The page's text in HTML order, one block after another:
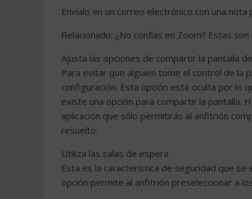
Envíalo en un correo electrónico con una
Relacionado: ¿No confías en Zoom? Estas
Ajusta las opciones de compartir la pantalla
Para evitar que alguien tome el control de la
configuración. Esta opción está oculta por lo
existe una opción para compartir la pantalla.
aplicación que sólo permitirás al anfitrión
resuelto.
Utiliza las salas de espera
Esta es la característica de seguridad que se
opción permite al anfitrión preseleccionar a